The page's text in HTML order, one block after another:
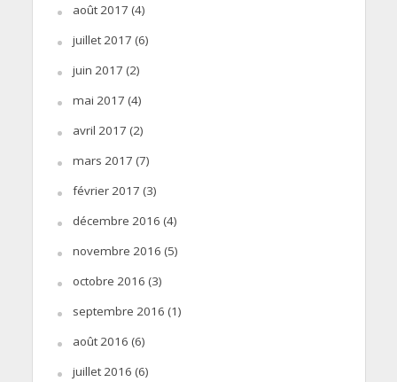
août 2017 (4)
juillet 2017 (6)
juin 2017 (2)
mai 2017 (4)
avril 2017 (2)
mars 2017 (7)
février 2017 (3)
décembre 2016 (4)
novembre 2016 (5)
octobre 2016 (3)
septembre 2016 (1)
août 2016 (6)
juillet 2016 (6)